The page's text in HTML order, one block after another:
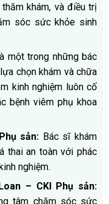
khám, và điều trị
sóc sức khỏe sinh
một trong những bác
chọn khám và chữa
kinh nghiệm luôn cố
bệnh viêm phụ khoa
sản: Bác sĩ khám
thai an toàn với phác
nghiệm.
– CKI Phụ sản:
tâm chăm sóc sức